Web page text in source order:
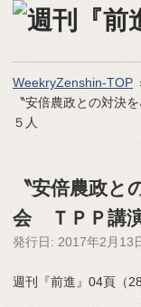
WeekryZenshin-TOP
〝安倍農政との対
５人
〝安倍農政
会 ＴＰＰ講
発行日: 2017年2月13
週刊『前進』04頁（